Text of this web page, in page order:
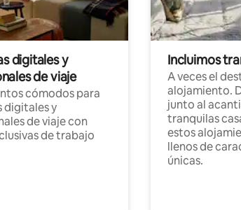
digitales y
de viaje
cómodos para
digitales y
de viaje con
de trabajo
Incluimos
A veces el
alojamiento.
junto al
tranquilas
estos
llenos de
únicas.